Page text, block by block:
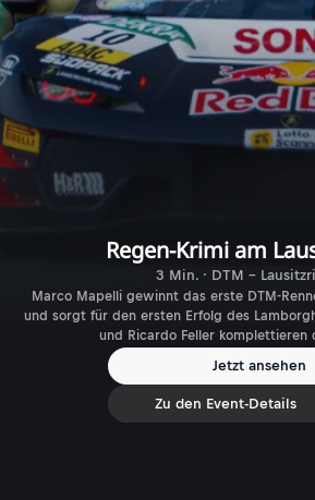
Regen-Krimi am
3 Min. · DTM -
Marco Mapelli gewinnt das erste DTM-
und sorgt für den ersten Erfolg des
und Ricardo Feller komplettieren
Jetzt ansehen
Zu den Event-Details